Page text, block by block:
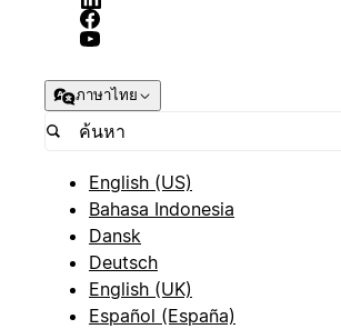
ภาษาไทย
English (US)
Bahasa Indonesia
Dansk
Deutsch
English (UK)
Español (España)